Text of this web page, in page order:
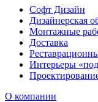
Софт Дизайн
Дизайнерская
Монтажные
Доставка
Интерьеры
О компании